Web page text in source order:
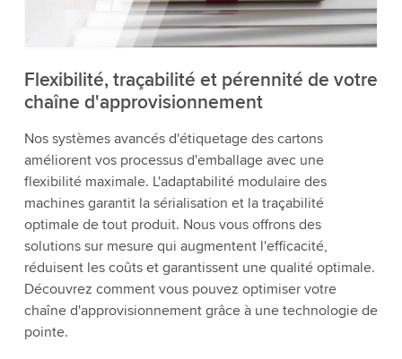
Flexibilité, traçabilité et pérennité de votre
chaîne d'approvisionnement
Nos systèmes avancés d'étiquetage des cartons
améliorent vos processus d'emballage avec une
flexibilité maximale. L'adaptabilité modulaire des
machines garantit la sérialisation et la traçabilité
optimale de tout produit. Nous vous offrons des
solutions sur mesure qui augmentent l'efficacité,
réduisent les coûts et garantissent une qualité optimale.
Découvrez comment vous pouvez optimiser votre
chaîne d'approvisionnement grâce à une technologie de
pointe.